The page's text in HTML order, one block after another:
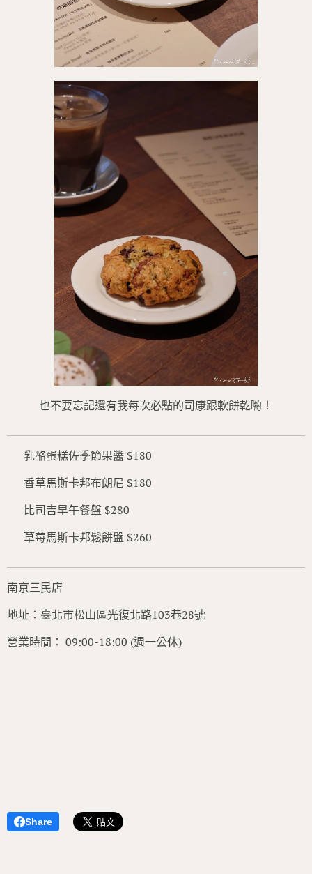
也不要忘記還有我每次必點的司康跟軟餅乾喲！
✔️ 乳酪蛋糕佐季節果醬 $180
✔️ 香草馬斯卡邦布朗尼 $180
✔️ 比司吉早午餐盤 $280
✔️ 草莓馬斯卡邦鬆餅盤 $260
南京三民店
地址：臺北市松山區光復北路103巷28號
營業時間： 09:00-18:00 (週一公休)
Share